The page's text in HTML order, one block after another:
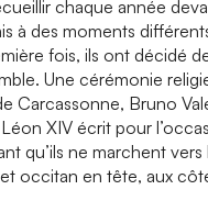
chaque année
à des moments
fois, ils ont décidé
Une cérémonie
Carcassonne, Bruno
XIV écrit pour
qu’ils ne marchent vers
occitan en tête, aux